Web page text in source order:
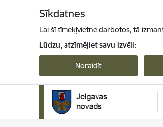
Sīkdatnes
Lai šī tīmekļvietne darbotos, tā
Lūdzu, atzīmējiet savu izvēli:
Noraidīt